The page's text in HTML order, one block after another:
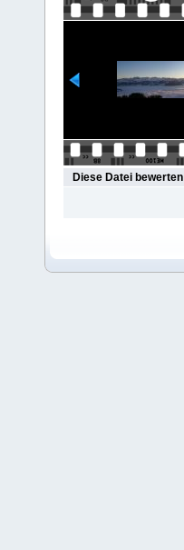
Diese Datei bewerten